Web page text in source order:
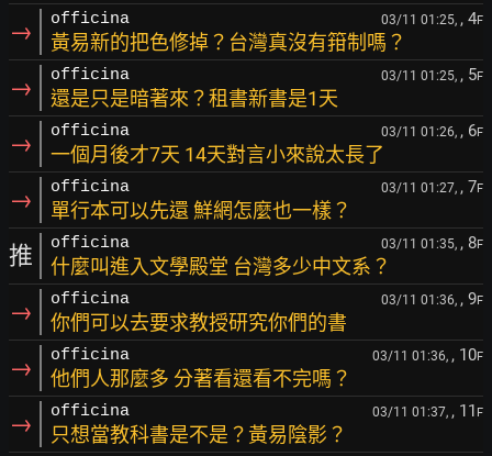
→ officina 03/11 01:25, , 4F
黃易新的把色修掉？台灣真沒有箝制嗎？
→ officina 03/11 01:25, , 5F
還是只是暗著來？租書新書是1天
→ officina 03/11 01:26, , 6F
一個月後才7天 14天對言小來說太長了
→ officina 03/11 01:27, , 7F
單行本可以先還 鮮網怎麼也一樣？
推 officina 03/11 01:35, , 8F
什麼叫進入文學殿堂 台灣多少中文系？
→ officina 03/11 01:36, , 9F
你們可以去要求教授研究你們的書
→ officina 03/11 01:36, , 10F
他們人那麼多 分著看還看不完嗎？
→ officina 03/11 01:37, , 11 F
只想當教科書是不是？黃易陰影？